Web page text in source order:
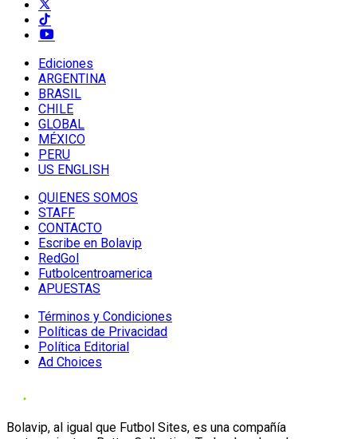
Ediciones
ARGENTINA
BRASIL
CHILE
GLOBAL
MÉXICO
PERU
US ENGLISH
QUIENES SOMOS
STAFF
CONTACTO
Escribe en Bolavip
RedGol
Futbolcentroamerica
APUESTAS
Términos y Condiciones
Políticas de Privacidad
Política Editorial
Ad Choices
Bolavip, al igual que Futbol Sites, es una compañía